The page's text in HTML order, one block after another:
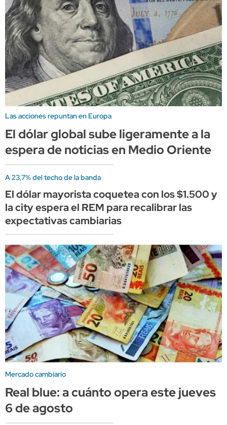
Las acciones repuntan en Europa
El dólar global sube ligeramente a la
espera de noticias en Medio Oriente
A 23,7% del techo de la banda
El dólar mayorista coquetea con los $1.500 y
la city espera el REM para recalibrar las
expectativas cambiarias
Mercado cambiario
Real blue: a cuánto opera este jueves
6 de agosto